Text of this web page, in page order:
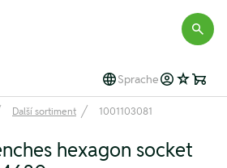
Sprache
Další sortiment 1001103081
hexagon socket